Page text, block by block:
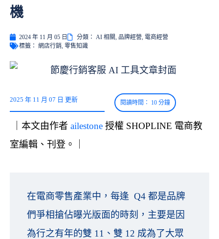
機
2024 年 11 月 05 日 分類： AI 相關, 品牌經營, 電商經營
標籤： 網店行銷, 零售知識
2025 年 11 月 07 日 更新
｜本文由作者 ailestone 授權 SHOPLINE 電商教
室編輯、刊登。｜
在電商零售產業中，每逢 Q4 都是品牌
們爭相搶佔曝光版面的時刻，主要是因
為行之有年的雙 11、雙 12 成為了大眾